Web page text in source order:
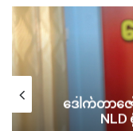
ဒေါက်တာဇေ